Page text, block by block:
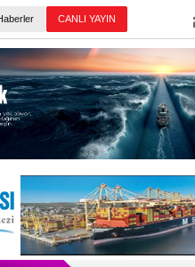
İTU AUV,